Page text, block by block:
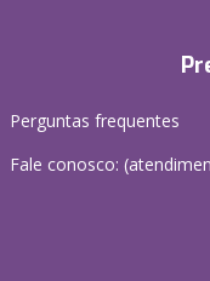
Perguntas frequentes
Fale conosco: